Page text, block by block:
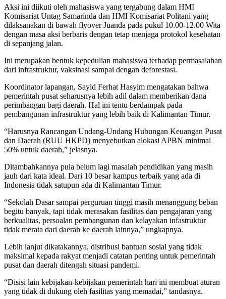
Aksi ini diikuti oleh mahasiswa yang tergabung dalam HMI
Komisariat Untag Samarinda dan HMI Komisariat Politani yang
dilaksanakan di bawah flyover Juanda pada pukul 10.00-12.00 Wita
dengan masa aksi berbaris dengan tetap menjaga protokol kesehatan
di sepanjang jalan.
Ini merupakan bentuk kepedulian mahasiswa terhadap permasalahan
dari infrastruktur, vaksinasi sampai dengan deforestasi.
Koordinator lapangan, Sayid Ferhat Hasyim mengatakan bahwa
pemerintah pusat seharusnya lebih adil dalam memberikan dana
perimbangan bagi daerah. Hal ini tentu berdampak pada
pembangunan infrastruktur yang lebih baik di Kalimantan Timur.
“Harusnya Rancangan Undang-Undang Hubungan Keuangan Pusat
dan Daerah (RUU HKPD) menyebutkan alokasi APBN minimal
50% untuk daerah,” jelasnya.
Ditambahkannya pula belum lagi masalah pendidikan yang masih
jauh dari kata ideal. Dari 10 besar kampus terbaik yang ada di
Indonesia tidak satupun ada di Kalimantan Timur.
“Sekolah Dasar sampai perguruan tinggi masih menanggung beban
begitu banyak, tapi tidak merasakan fasilitas dan pengajaran yang
berkualitas, persoalan pembangunan dan kelayakan infastruktur
tidak merata dari daerah ke daerah lainnya,” ungkapnya.
Lebih lanjut dikatakannya, distribusi bantuan sosial yang tidak
maksimal kepada rakyat menjadi catatan penting untuk pemerintah
pusat dan daerah ditengah situasi pandemi.
“Disisi lain kebijakan-kebijakan pemerintah hari ini membuat aturan
yang tidak di dukung oleh fasilitas yang memadai,” tandasnya.